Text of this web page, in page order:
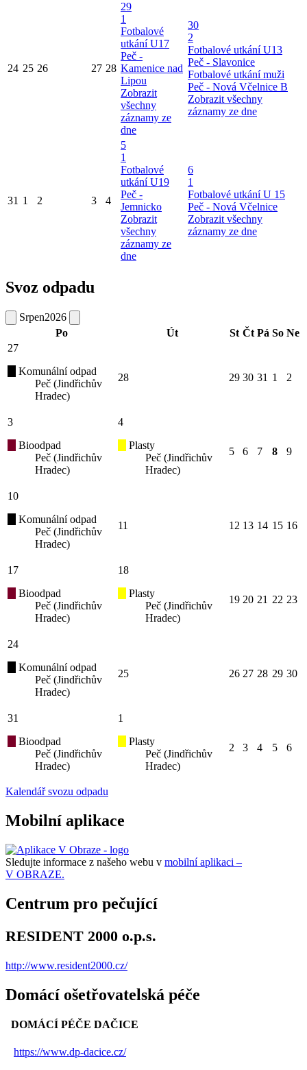
24 25 26 27 28
29
1
Fotbalové
utkání U17
Peč -
Kamenice nad
Lipou
Zobrazit
všechny
záznamy ze
dne
30
2
Fotbalové utkání U13
Peč - Slavonice
Fotbalové utkání muži
Peč - Nová Včelnice B
Zobrazit všechny
záznamy ze dne
31 1 2 3 4
5
1
Fotbalové
utkání U19
Peč -
Jemnicko
Zobrazit
všechny
záznamy ze
dne
6
1
Fotbalové utkání U 15
Peč - Nová Včelnice
Zobrazit všechny
záznamy ze dne
Svoz odpadu
Srpen2026
Po
Út St Čt Pá So Ne
27
Komunální odpad
Peč (Jindřichův
Hradec)
28 29 30 31 1 2
3
Bioodpad
Peč (Jindřichův
Hradec)
4
Plasty
Peč (Jindřichův
Hradec)
5 6 7 8 9
10
Komunální odpad
Peč (Jindřichův
Hradec)
11 12 13 14 15 16
17
Bioodpad
Peč (Jindřichův
Hradec)
18
Plasty
Peč (Jindřichův
Hradec)
19 20 21 22 23
24
Komunální odpad
Peč (Jindřichův
Hradec)
25 26 27 28 29 30
31
Bioodpad
Peč (Jindřichův
Hradec)
1
Plasty
Peč (Jindřichův
Hradec)
2 3 4 5 6
Kalendář svozu odpadu
Mobilní aplikace
Sledujte informace z našeho webu v mobilní aplikaci –
V OBRAZE.
Centrum pro pečující
RESIDENT 2000 o.p.s.
http://www.resident2000.cz/
Domácí ošetřovatelská péče
DOMÁCÍ PÉČE DAČICE
https://www.dp-dacice.cz/